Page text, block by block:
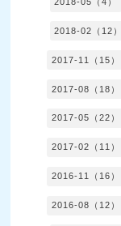
2018-02（12）
2017-11（15）
2017-08（18）
2017-05（22）
2017-02（11）
2016-11（16）
2016-08（12）